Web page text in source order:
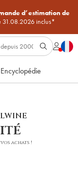
d’estimation de
31.08.2026 inclus*
Encyclopédie
achats !